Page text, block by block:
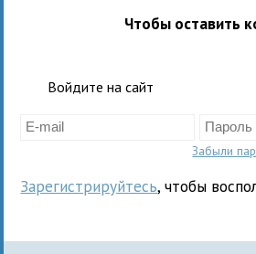
Чтобы оставить
Войдите на сайт
Забыли
Зарегистрируйтесь, чтобы